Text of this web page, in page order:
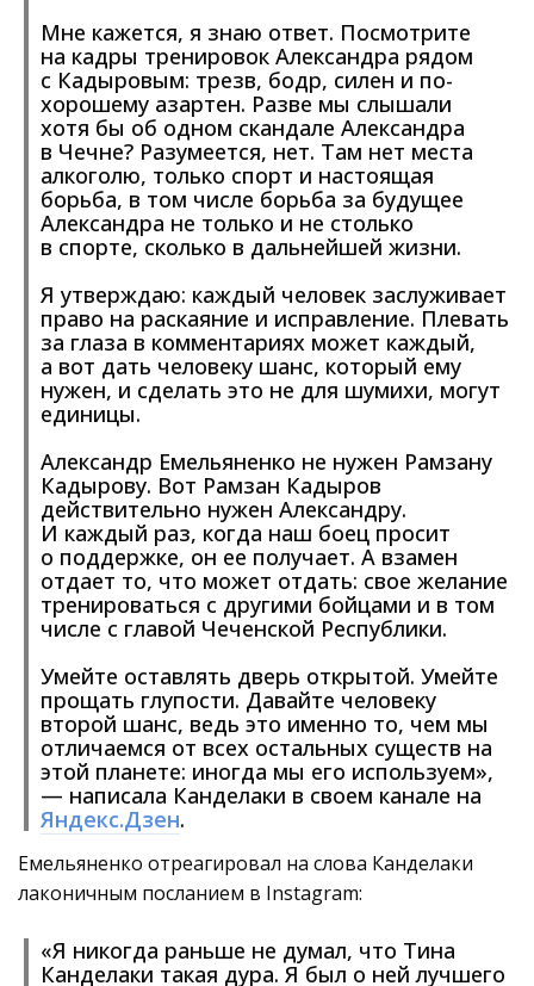
Мне кажется, я знаю ответ. Посмотрите
на кадры тренировок Александра рядом
с Кадыровым: трезв, бодр, силен и по-
хорошему азартен. Разве мы слышали
хотя бы об одном скандале Александра
в Чечне? Разумеется, нет. Там нет места
алкоголю, только спорт и настоящая
борьба, в том числе борьба за будущее
Александра не только и не столько
в спорте, сколько в дальнейшей жизни.
Я утверждаю: каждый человек заслуживает
право на раскаяние и исправление. Плевать
за глаза в комментариях может каждый,
а вот дать человеку шанс, который ему
нужен, и сделать это не для шумихи, могут
единицы.
Александр Емельяненко не нужен Рамзану
Кадырову. Вот Рамзан Кадыров
действительно нужен Александру.
И каждый раз, когда наш боец просит
о поддержке, он ее получает. А взамен
отдает то, что может отдать: свое желание
тренироваться с другими бойцами и в том
числе с главой Чеченской Республики.
Умейте оставлять дверь открытой. Умейте
прощать глупости. Давайте человеку
второй шанс, ведь это именно то, чем мы
отличаемся от всех остальных существ на
этой планете: иногда мы его используем»,
— написала Канделаки в своем канале на
Яндекс.Дзен.
Емельяненко отреагировал на слова Канделаки
лаконичным посланием в Instagram:
«Я никогда раньше не думал, что Тина
Канделаки такая дура. Я был о ней лучшего